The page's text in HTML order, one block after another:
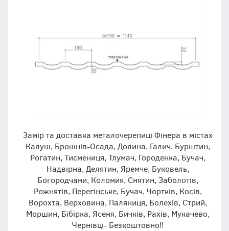
Замір та доставка металочерепиці Фінера в містах
Калуш, Брошнів-Осада, Долина, Галич, Бурштин,
Рогатин, Тисмениця, Тлумач, Городенка, Бучач,
Надвірна, Делятин, Яремче, Буковель,
Богородчани, Коломия, Снятин, Заболотів,
Рожнятів, Перегінське, Бучач, Чортків, Косів,
Ворохта, Верховина, Паляниця, Болехів, Стрий,
Моршин, Бібірка, Ясеня, Бичків, Рахів, Мукачево,
Чернівці- Безкоштовно!!